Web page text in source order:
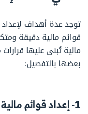
توجد عدة أهداف لإعداد
قوائم مالية دقيقة
مالية تُبنى عليها
بعضها بالتفصيل:
1- إعداد قوائم مالية دقيقة